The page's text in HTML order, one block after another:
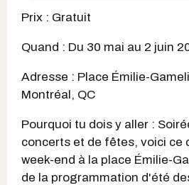
Prix : Gratuit
Quand : Du 30 mai au 2 juin
Adresse : Place Émilie-
Montréal, QC
Pourquoi tu dois y aller :
concerts et de fêtes, voici ce
week-end à la place Émilie-
de la programmation d'été